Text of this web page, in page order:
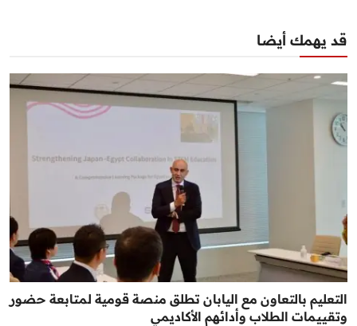
قد يهمك أيضا
التعليم بالتعاون مع اليابان تطلق منصة قومية لمتابعة حضور
وتقييمات الطلاب وأدائهم الأكاديمي